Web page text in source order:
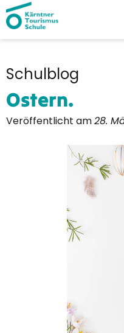
Schulblog
Ostern.
Veröffentlicht am28.